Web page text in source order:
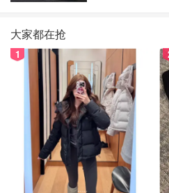
大家都在抢
1